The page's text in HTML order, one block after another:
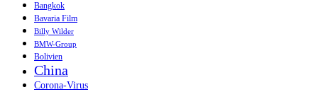
Bangkok
Bavaria Film
Billy Wilder
BMW-Group
Bolivien
China
Corona-Virus